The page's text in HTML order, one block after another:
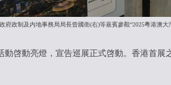
府政制及内地事務局局長曾國衛(右)等嘉賓參觀“2025粵港澳
動亮燈，宣告巡展正式啓動。香港首展